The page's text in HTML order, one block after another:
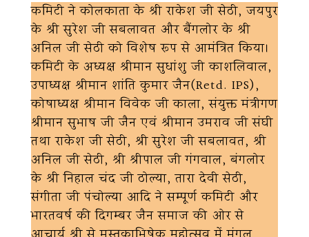
कमिटी ने कोलकाता के श्री राकेश जी सेठी, जयपुर
के श्री सुरेश जी सबलावत और बैंगलोर के श्री
अनिल जी सेठी को विशेष रूप से आमंत्रित किया।
कमिटी के अध्यक्ष श्रीमान सुधांशु जी काशलिवाल,
उपाध्यक्ष श्रीमान शांति कुमार जैन(Retd. IPS),
कोषाध्यक्ष श्रीमान विवेक जी काला, संयुक्त मंत्रीगण
श्रीमान सुभाष जी जैन एवं श्रीमान उमराव जी संघी
तथा राकेश जी सेठी, श्री सुरेश जी सबलावत, श्री
अनिल जी सेठी, श्री श्रीपाल जी गंगवाल, बंगलोर
के श्री निहाल चंद जी ठोल्या, तारा देवी सेठी,
संगीता जी पंचोल्या आदि ने सम्पूर्ण कमिटी और
भारतवर्ष की दिगम्बर जैन समाज की ओर से